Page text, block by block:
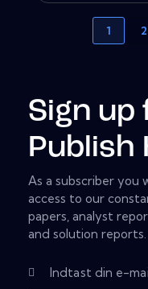
1 2
Sign up
Publish
As a subscriber you
access to our
papers, analyst
and solution reports.